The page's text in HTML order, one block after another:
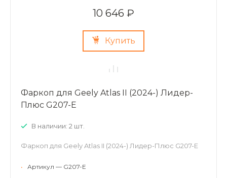
10 646 ₽
Купить
Фаркоп для Geely Atlas II (2024-) Лидер-
Плюс G207-E
В наличии: 2 шт.
Фаркоп для Geely Atlas II (2024-) Лидер-Плюс G207-E
•
Артикул — G207-E